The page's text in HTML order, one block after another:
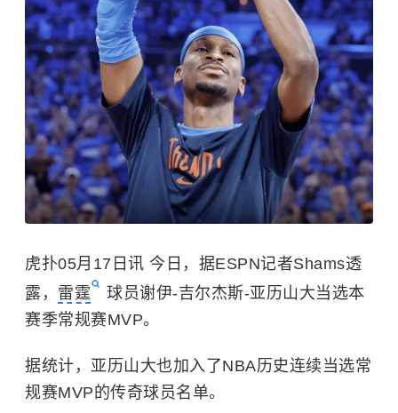
虎扑05月17日讯 今日，据ESPN记者Shams透
露， 雷霆
球员谢伊-吉尔杰斯-亚历山大当选本
赛季常规赛MVP。
据统计，亚历山大也加入了NBA历史连续当选常
规赛MVP的传奇球员名单。